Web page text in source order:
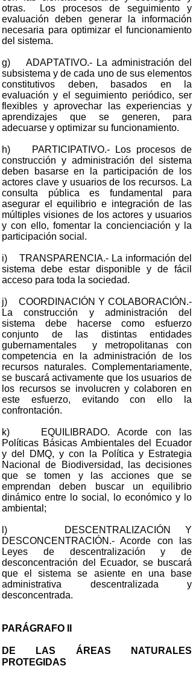
otras. Los procesos de seguimiento y
evaluación deben generar la información
necesaria para optimizar el funcionamiento
del sistema.
g) ADAPTATIVO.- La administración del
subsistema y de cada uno de sus elementos
constitutivos deben, basados en la
evaluación y el seguimiento periódico, ser
flexibles y aprovechar las experiencias y
aprendizajes que se generen, para
adecuarse y optimizar su funcionamiento.
h) PARTICIPATIVO.- Los procesos de
construcción y administración del sistema
deben basarse en la participación de los
actores clave y usuarios de los recursos. La
consulta pública es fundamental para
asegurar el equilibrio e integración de las
múltiples visiones de los actores y usuarios
y con ello, fomentar la concienciación y la
participación social.
i) TRANSPARENCIA.- La información del
sistema debe estar disponible y de fácil
acceso para toda la sociedad.
j) COORDINACIÓN Y COLABORACIÓN.-
La construcción y administración del
sistema debe hacerse como esfuerzo
conjunto de las distintas entidades
gubernamentales y metropolitanas con
competencia en la administración de los
recursos naturales. Complementariamente,
se buscará activamente que los usuarios de
los recursos se involucren y colaboren en
este esfuerzo, evitando con ello la
confrontación.
k) EQUILIBRADO. Acorde con las
Políticas Básicas Ambientales del Ecuador
y del DMQ, y con la Política y Estrategia
Nacional de Biodiversidad, las decisiones
que se tomen y las acciones que se
emprendan deben buscar un equilibrio
dinámico entre lo social, lo económico y lo
ambiental;
l) DESCENTRALIZACIÓN Y
DESCONCENTRACIÓN.- Acorde con las
Leyes de descentralización y de
desconcentración del Ecuador, se buscará
que el sistema se asiente en una base
administrativa descentralizada y
desconcentrada.
PARÁGRAFO II
DE LAS ÁREAS NATURALES
PROTEGIDAS